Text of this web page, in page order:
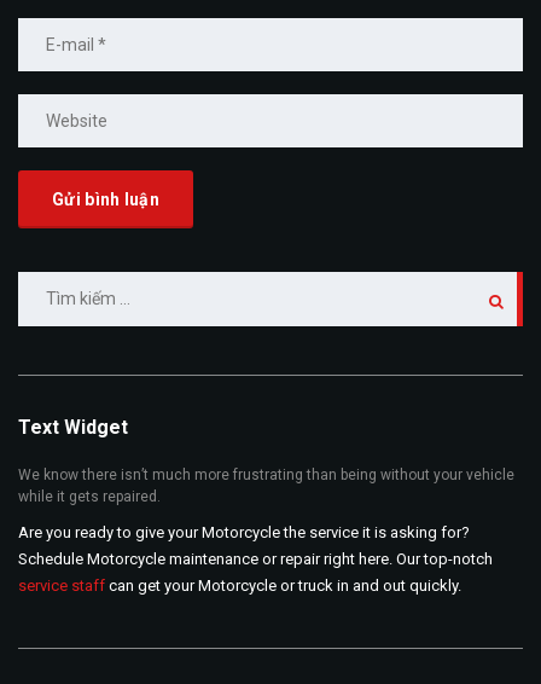
kiếm
Text Widget
We know there isn’t much more frustrating than being without your vehicle
while it gets repaired.
Are you ready to give your Motorcycle the service it is asking for?
Schedule Motorcycle maintenance or repair right here. Our top-notch
service staff can get your Motorcycle or truck in and out quickly.